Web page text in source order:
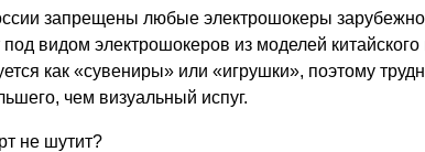
запрещены любые электрошокеры
видом электрошокеров из моделей китайского
как «сувениры» или «игрушки», поэтому
чем визуальный испуг.
не шутит?